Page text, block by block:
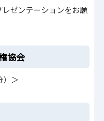
ゼンテーションをお願
協会
）＞